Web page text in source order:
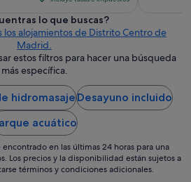
de
195 €
noche
10
ago
ago
lo que buscas?
los alojamientos de Distrito Centro de
Madrid.
estos filtros para hacer una búsqueda
más específica.
hidromasajeDesayuno incluido
acuático
en las últimas 24 horas para una
Los precios y la disponibilidad están sujetos a
términos y condiciones adicionales.